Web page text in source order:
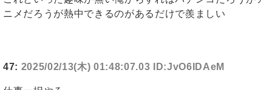
ニメだろうが熱中できるのがあるだけで羨ましい
47: 2025/02/13(木) 01:48:07.03 ID:JvO6IDAeM